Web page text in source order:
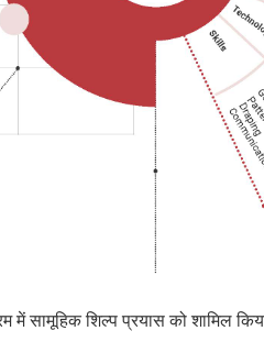
सामूहिक शिल्प प्रयास को शामिल